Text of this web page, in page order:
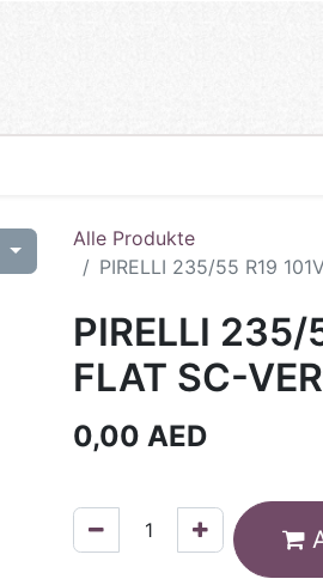
Alle Produkte
PIRELLI 235/55 R19
PIRELLI 235/
FLAT SC-
0,00 AED